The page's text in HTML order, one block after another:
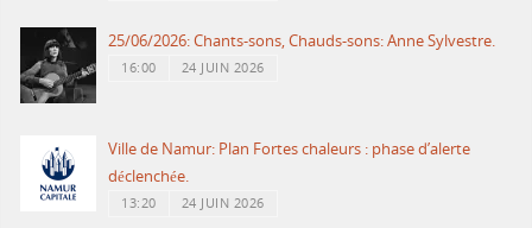
25/06/2026: Chants-sons, Chauds-sons: Anne Sylvestre.
16:00 24 JUIN 2026
Ville de Namur: Plan Fortes chaleurs : phase d’alerte
déclenchée.
13:20 24 JUIN 2026